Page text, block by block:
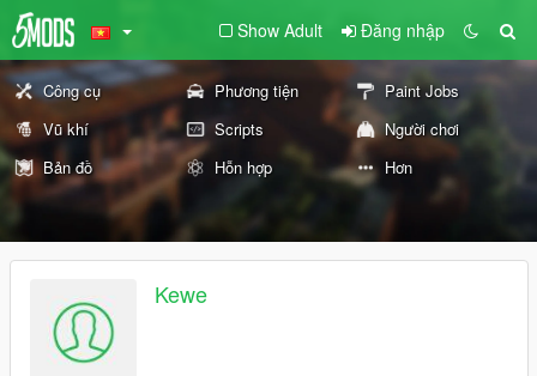
Show Adult Đăng nhập
Công cụ Phương tiện
Paint Jobs
Vũ khí
Scripts
Người chơi
Bản đồ
Hỗn hợp Hơn
Kewe